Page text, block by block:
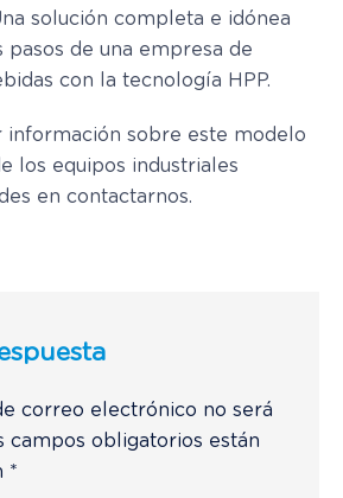
solución completa e idónea
de una empresa de
con la tecnología HPP.
información sobre este modelo
los equipos industriales
en contactarnos.
correo electrónico no será
campos obligatorios están
*